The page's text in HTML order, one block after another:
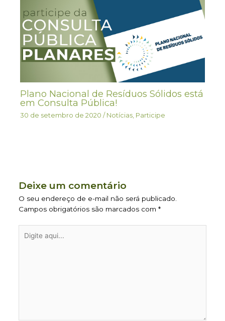
Plano Nacional de Resíduos Sólidos está
em Consulta Pública!
30 de setembro de 2020/ Notícias, Participe
Deixe um comentário
O seu endereço de e-mail não será publicado.
Campos obrigatórios são marcados com *
aqui...